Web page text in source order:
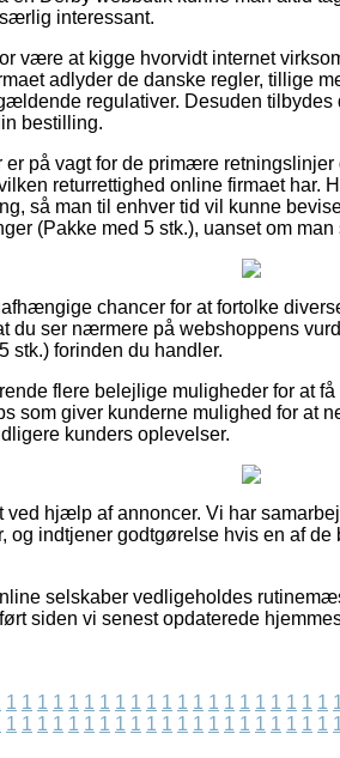
interessant.
være at kigge hvorvidt internet
adlyder de danske regler, tillige
regulativer. Desuden tilbydes
bestilling.
er på vagt for de primære
returrettighed online firmaet har.
så man til enhver tid vil kunne
(Pakke med 5 stk.), uanset om
chancer for at fortolke
du ser nærmere på webshoppens
stk.) forinden du handler.
flere belejlige muligheder for at
som giver kunderne mulighed for at
kunders oplevelser.
ved hjælp af annoncer. Vi har
og indtjener godtgørelse hvis en af
selskaber vedligeholdes
siden vi senest opdaterede
1 1 1 1 1 1 1 1 1 1 1 1 1 1 1 1 1 1 1 1 1
1 1 1 1 1 1 1 1 1 1 1 1 1 1 1 1 1 1 1 1 1